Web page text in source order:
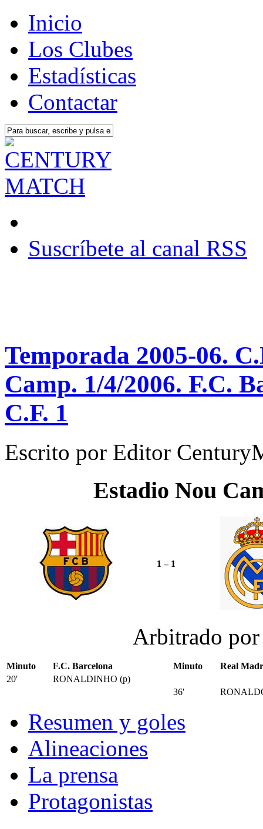
Inicio
Los Clubes
Estadísticas
Contactar
Suscríbete al canal RSS
Temporada 2005-06.
Camp. 1/4/2006. F.C.
C.F. 1
Escrito por Editor
Estadio Nou
1 – 1
Arbitrado
Minuto F.C. Barcelona Minuto
Real
20′
RONALDINHO (p)
36′
Resumen y goles
Alineaciones
La prensa
Protagonistas